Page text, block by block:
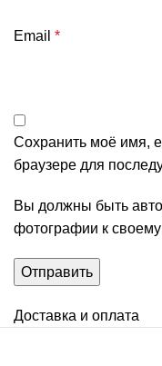
Email *
Сохранить моё имя,
браузере для
Вы должны быть
фотографии к своему
Доставка и оплата